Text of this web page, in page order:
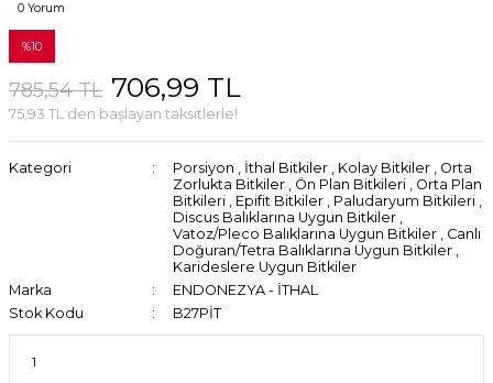
0 Yorum
%10
785,54 TL 706,99 TL
75,93 TL den başlayan taksitlerle!
Kategori Porsiyon , İthal Bitkiler , Kolay Bitkiler , Orta
Zorlukta Bitkiler , Ön Plan Bitkileri , Orta Plan
Bitkileri , Epifit Bitkiler , Paludaryum Bitkileri ,
Discus Balıklarına Uygun Bitkiler ,
Vatoz/Pleco Balıklarına Uygun Bitkiler , Canlı
Doğuran/Tetra Balıklarına Uygun Bitkiler ,
Karideslere Uygun Bitkiler
Marka
ENDONEZYA - İTHAL
Stok Kodu
B27PİT